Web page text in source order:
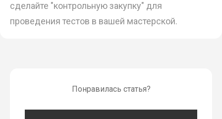
сделайте "контрольную закупку" для
проведения тестов в вашей мастерской.
Понравилась статья?